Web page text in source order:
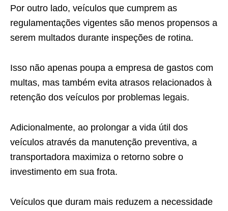
Por outro lado, veículos que cumprem as
regulamentações vigentes são menos propensos a
serem multados durante inspeções de rotina.
Isso não apenas poupa a empresa de gastos com
multas, mas também evita atrasos relacionados à
retenção dos veículos por problemas legais.
Adicionalmente, ao prolongar a vida útil dos
veículos através da manutenção preventiva, a
transportadora maximiza o retorno sobre o
investimento em sua frota.
Veículos que duram mais reduzem a necessidade